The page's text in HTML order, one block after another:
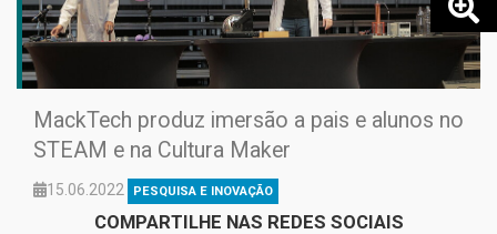
MackTech produz imersão a pais e alunos no
STEAM e na Cultura Maker
15.06.2022 PESQUISA E INOVAÇÃO
COMPARTILHE NAS REDES SOCIAIS